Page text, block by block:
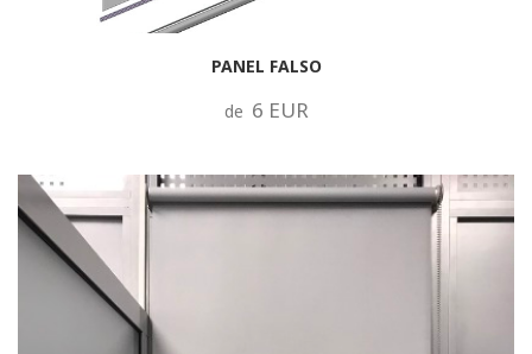
PANEL FALSO
de 6 EUR